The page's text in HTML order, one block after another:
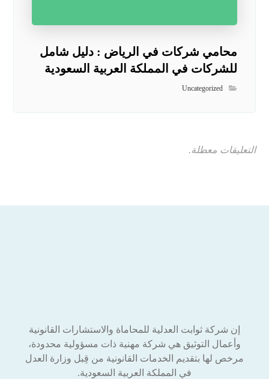
محامي شركات في الرياض : دليل شامل
للشركات في المملكة العربية السعودية
Uncategorized
التعليقات معطلة.
إن شركة ثوابت العدلية للمحاماة والاستشارات القانونية
وأعمال التوثيق هي شركة مهنية ذات مسؤولية محدودة،
مرخص لها بتقديم الخدمات القانونية من قِبل وزارة العدل
في المملكة العربية السعودية.